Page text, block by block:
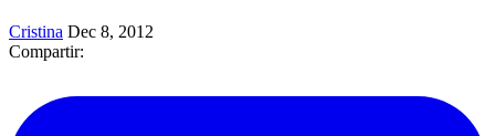
Cristina Dec 8, 2012
Compartir: